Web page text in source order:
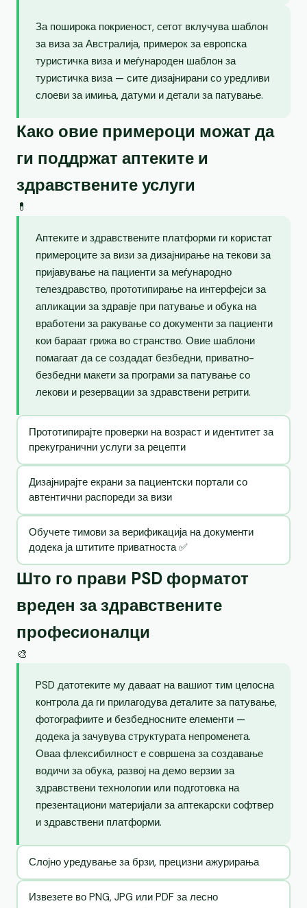
За поширока покриеност, сетот вклучува шаблон
за виза за Австралија, примерок за европска
туристичка виза и меѓународен шаблон за
туристичка виза — сите дизајнирани со уредливи
слоеви за имиња, датуми и детали за патување.
Како овие примероци можат да
ги поддржат аптеките и
здравствените услуги
💊
Аптеките и здравствените платформи ги користат
примероците за визи за дизајнирање на текови за
пријавување на пациенти за меѓународно
телездравство, прототипирање на интерфејси за
апликации за здравје при патување и обука на
вработени за ракување со документи за пациенти
кои бараат грижа во странство. Овие шаблони
помагаат да се создадат безбедни, приватно-
безбедни макети за програми за патување со
лекови и резервации за здравствени ретрити.
Прототипирајте проверки на возраст и идентитет за
прекугранични услуги за рецепти
Дизајнирајте екрани за пациентски портали со
автентични распореди за визи
Обучете тимови за верификација на документи
додека ја штитите приватноста ✅
Што го прави PSD форматот
вреден за здравствените
професионалци
🎨
PSD датотеките му даваат на вашиот тим целосна
контрола да ги прилагодува деталите за патување,
фотографиите и безбедносните елементи —
додека ја зачувува структурата непроменета.
Оваа флексибилност е совршена за создавање
водичи за обука, развој на демо верзии за
здравствени технологии или подготовка на
презентациони материјали за аптекарски софтвер
и здравствени платформи.
Слојно уредување за брзи, прецизни ажурирања
Извезете во PNG, JPG или PDF за лесно